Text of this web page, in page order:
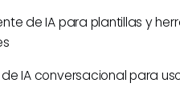
de IA para plantillas y
IA conversacional para